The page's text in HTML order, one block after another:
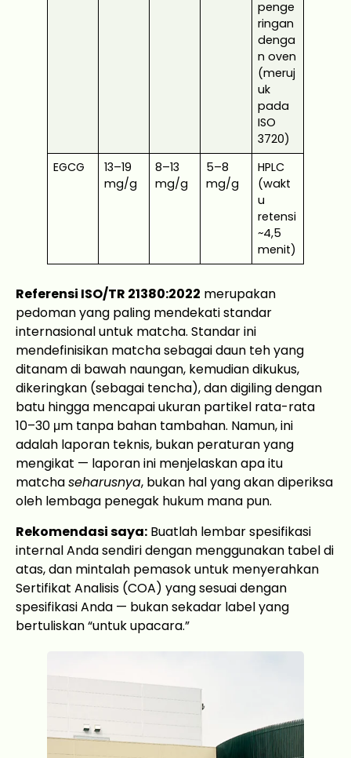
penge
ringan
denga
n oven
(meruj
uk
pada
ISO
3720)
EGCG
13–19
mg/g
8–13
mg/g
5–8
mg/g
HPLC
(wakt
u
retensi
~4,5
menit)
Referensi ISO/TR 21380:2022 merupakan
pedoman yang paling mendekati standar
internasional untuk matcha. Standar ini
mendefinisikan matcha sebagai daun teh yang
ditanam di bawah naungan, kemudian dikukus,
dikeringkan (sebagai tencha), dan digiling dengan
batu hingga mencapai ukuran partikel rata-rata
10–30 μm tanpa bahan tambahan. Namun, ini
adalah laporan teknis, bukan peraturan yang
mengikat — laporan ini menjelaskan apa itu
matchaseharusnya, bukan hal yang akan diperiksa
oleh lembaga penegak hukum mana pun.
Rekomendasi saya: Buatlah lembar spesifikasi
internal Anda sendiri dengan menggunakan tabel di
atas, dan mintalah pemasok untuk menyerahkan
Sertifikat Analisis (COA) yang sesuai dengan
spesifikasi Anda — bukan sekadar label yang
bertuliskan “untuk upacara.”